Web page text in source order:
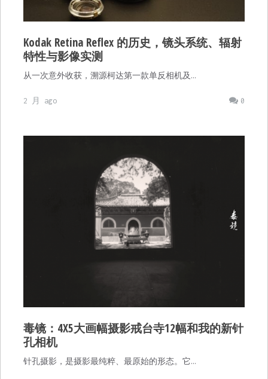
Kodak Retina Reflex 的历史，镜头系统、辐射
特性与影像实测
从一次意外收获，溯源柯达第一款单反相机及…
0
2 月 ago
毒镜：4X5大画幅摄影戒台寺12幅和我的新针
孔相机
针孔摄影，是摄影最纯粹、最原始的形态。它…